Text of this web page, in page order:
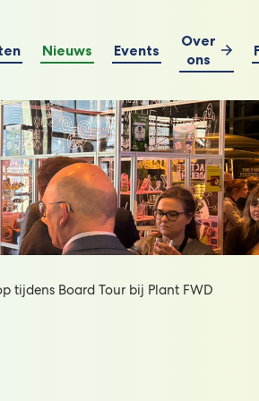
Nieuws Events
Over
ons
tijdens Board Tour bij Plant FWD